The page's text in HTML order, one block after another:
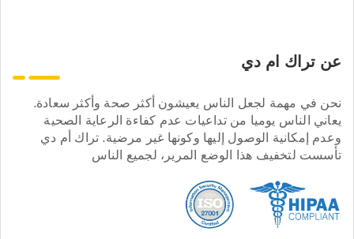
عن تراك ام دي
نحن في مهمة لجعل الناس يعيشون أكثر صحة وأكثر سعادة.
يعاني الناس يوميا من تداعيات عدم كفاءة الرعاية الصحية
وعدم إمكانية الوصول إليها وكونها غير مرضية. تراك أم دي
تأسست لتخفيف هذا الوضع المرير، لجميع الناس